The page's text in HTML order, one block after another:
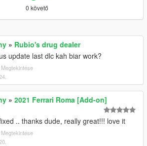
0 követő
» Rubio's drug dealer
update last dlc kah biar work?
» 2021 Ferrari Roma [Add-on]
.. thanks dude, really great!!! love it